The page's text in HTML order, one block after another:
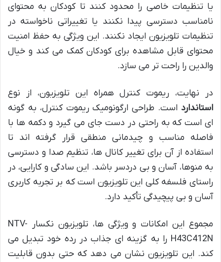
یا تنظیمات خاصی را محدود کنند تا کودکان به محتوای
نامناسب دسترسی پیدا نکنند یا تغییراتی ناخواسته در
تنظیمات تلویزیون ایجاد نکنند. این ویژگی به حفظ امنیت
محتوای قابل مشاهده برای کودکان کمک می کند و خیال
والدین را راحت تر می سازد.
در نهایت، ریموت کنترل همراه این تلویزیون، از نوع
استاندارد است. طراحی ارگونومیک ریموت کنترل، به گونه
ای است که به راحتی در دست جای می گیرد و دکمه ها با
فاصله مناسب و چیدمانی منطقی قرار گرفته اند تا
استفاده از آن برای تغییر کانال ها، تنظیم صدا و دسترسی
به منوها، آسان و بی دردسر باشد. این سادگی و کارایی، در
راستای فلسفه کلی این تلویزیون است که بر تجربه کاربری
آسان و بی پیچیدگی تأکید دارد.
مجموع این امکانات و ویژگی ها، تلویزیون نکسار NTV-
H43C412N را به گزینه ای جذاب در رده خود تبدیل می
کند. این تلویزیون نشان می دهد که حتی بدون قابلیت